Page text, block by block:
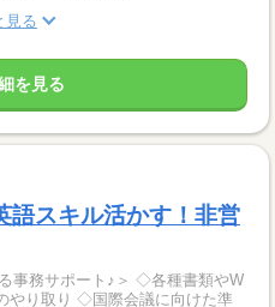
見る
を見る
スキル活かす！非営
ト♪＞ ◇各種書類やW
やり取り ◇国際会議に向けた準